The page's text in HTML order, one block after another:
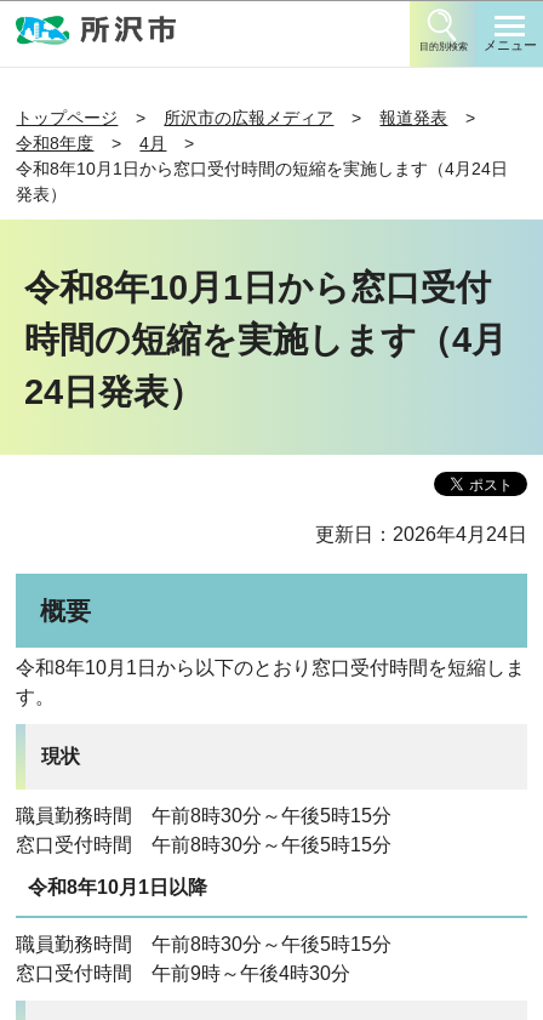
目的別検索 メニュー
トップページ 所沢市の広報メディア
報道発表
令和8年度
4月
令和8年10月1日から窓口受付時間の短縮を実施します（4月24日
発表）
令和8年10月1日から窓口受付
時間の短縮を実施します（4月
24日発表）
更新日：2026年4月24日
概要
令和8年10月1日から以下のとおり窓口受付時間を短縮しま
す。
現状
職員勤務時間 午前8時30分～午後5時15分
窓口受付時間 午前8時30分～午後5時15分
令和8年10月1日以降
職員勤務時間 午前8時30分～午後5時15分
窓口受付時間 午前9時～午後4時30分